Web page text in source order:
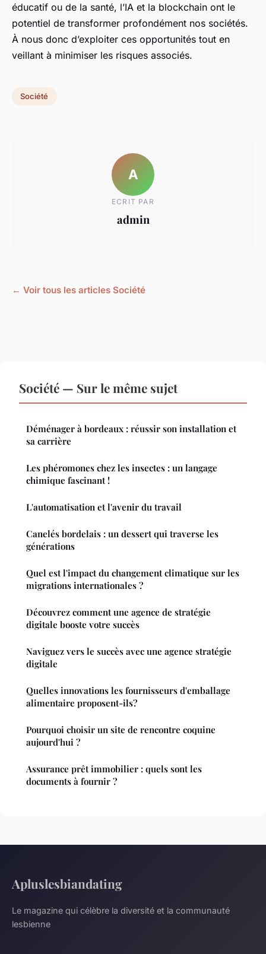
éducatif ou de la santé, l’IA et la blockchain ont le
potentiel de transformer profondément nos sociétés.
À nous donc d’exploiter ces opportunités tout en
veillant à minimiser les risques associés.
Société
A
ECRIT PAR
admin
← Voir tous les articles Société
Société — Sur le même sujet
Déménager à bordeaux : réussir son installation et
sa carrière
Les phéromones chez les insectes : un langage
chimique fascinant !
L'automatisation et l'avenir du travail
Canelés bordelais : un dessert qui traverse les
générations
Quel est l'impact du changement climatique sur les
migrations internationales ?
Découvrez comment une agence de stratégie
digitale booste votre succès
Naviguez vers le succès avec une agence stratégie
digitale
Quelles innovations les fournisseurs d'emballage
alimentaire proposent-ils?
Pourquoi choisir un site de rencontre coquine
aujourd'hui ?
Assurance prêt immobilier : quels sont les
documents à fournir ?
Apluslesbiandating
Le magazine qui célèbre la diversité et la communauté
lesbienne